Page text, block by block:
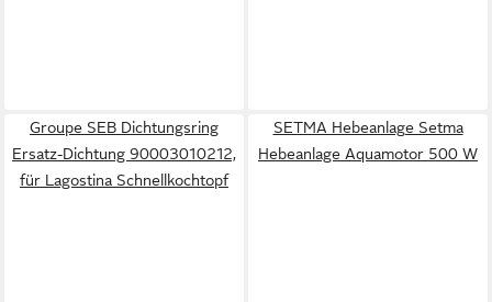
Groupe SEB Dichtungsring
Ersatz-Dichtung 90003010212,
für Lagostina Schnellkochtopf
SETMA Hebeanlage Setma
Hebeanlage Aquamotor 500 W